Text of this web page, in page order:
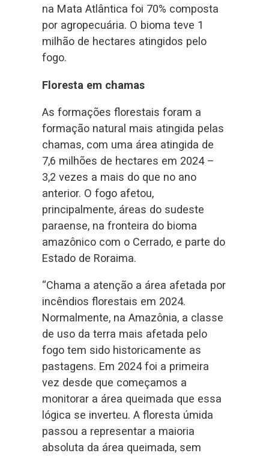
na Mata Atlântica foi 70% composta
por agropecuária. O bioma teve 1
milhão de hectares atingidos pelo
fogo.
Floresta em chamas
As formações florestais foram a
formação natural mais atingida pelas
chamas, com uma área atingida de
7,6 milhões de hectares em 2024 –
3,2 vezes a mais do que no ano
anterior. O fogo afetou,
principalmente, áreas do sudeste
paraense, na fronteira do bioma
amazônico com o Cerrado, e parte do
Estado de Roraima.
“Chama a atenção a área afetada por
incêndios florestais em 2024.
Normalmente, na Amazônia, a classe
de uso da terra mais afetada pelo
fogo tem sido historicamente as
pastagens. Em 2024 foi a primeira
vez desde que começamos a
monitorar a área queimada que essa
lógica se inverteu. A floresta úmida
passou a representar a maioria
absoluta da área queimada, sem